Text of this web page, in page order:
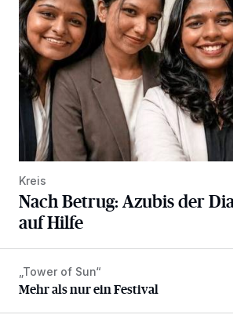
Kreis
Nach Betrug: Azubis der
auf Hilfe
Mehr als nur ein Festival
„Tower of Sun“
Mehr als nur ein Festival